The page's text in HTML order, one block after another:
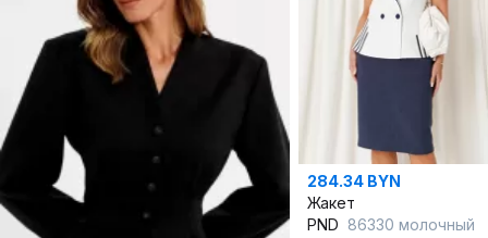
284.34 BYN
Жакет
PND 86330 молочный